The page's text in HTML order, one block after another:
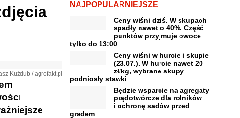
Kuźdub / agrofakt.pl
NAJPOPULARNIEJSZE
Ceny wiśni dziś. W skupach
spadły nawet o 40%. Część
punktów przyjmuje owoce
tylko do 13:00
Ceny wiśni w hurcie i skupie
(23.07.). W hurcie nawet 20
zł/kg, wybrane skupy
podniosły stawki
Będzie wsparcie na agregaty
prądotwórcze dla rolników
i ochronę sadów przed
gradem